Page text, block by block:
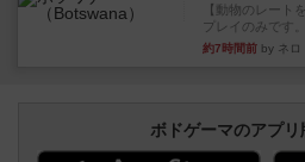
【動物のレート
プレイのみです
約7時間前 by ネロ
ボドゲーマのアプリ